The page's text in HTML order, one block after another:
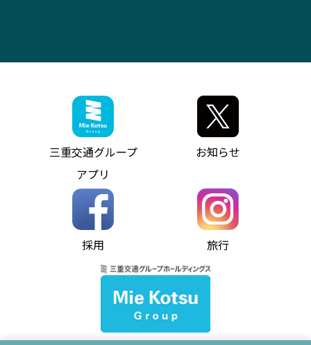
神都ライナー
ミジュマルのラッピングバス（鈴鹿管内）
参宮バス
神都バス
パールシャトル
バス情報の見える化
コミュニティバス
バス・タクシー交通広告
異常事態発生時のお願い
お客様駐車場のご案内
アイコンの説明
インターネット予約
よくあるご質問
お問い合わせ
ザ・バスコレクション三重交通バスセット
三重交通公式グッズ
ファンコーナー
お問い合わせ
お知らせ・最新情報一覧
ニュースリリース
お問い合わせ
個人情報保護方針
ソーシャルメディア運用ポリシー
ホームページのご利用にあたって
Notes for Using this Website
三重交通グループ
アプリ
お知らせ
採用 旅行